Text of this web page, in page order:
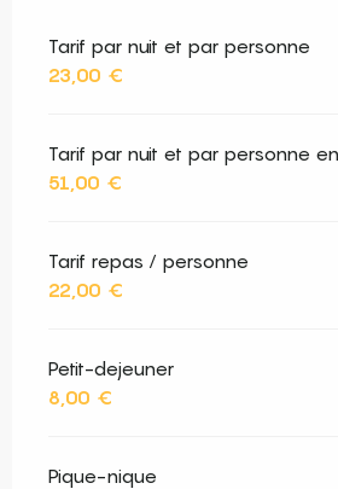
Tarif par nuit et par personne
23,00 €
Tarif par nuit et par personne
51,00 €
Tarif repas / personne
22,00 €
Petit-dejeuner
8,00 €
Pique-nique